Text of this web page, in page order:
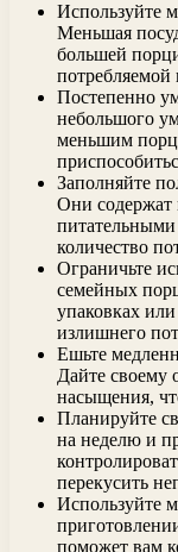
Используйте
Меньшая
большей
Постепенно
небольшого
меньшим
Заполняйте
Они содержат
питательными
количество
Ограничьте
семейных
упаковках
излишнего
Ешьте
Дайте своему
насыщения,
Планируйте
на неделю и
перекусить
Используйте
поможет вам